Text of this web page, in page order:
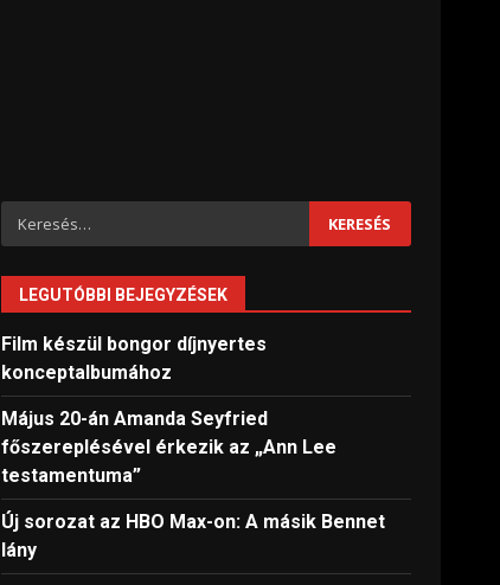
Keresés:
LEGUTÓBBI BEJEGYZÉSEK
Film készül bongor díjnyertes
konceptalbumához
Május 20-án Amanda Seyfried
főszereplésével érkezik az „Ann Lee
testamentuma”
Új sorozat az HBO Max-on: A másik Bennet
lány